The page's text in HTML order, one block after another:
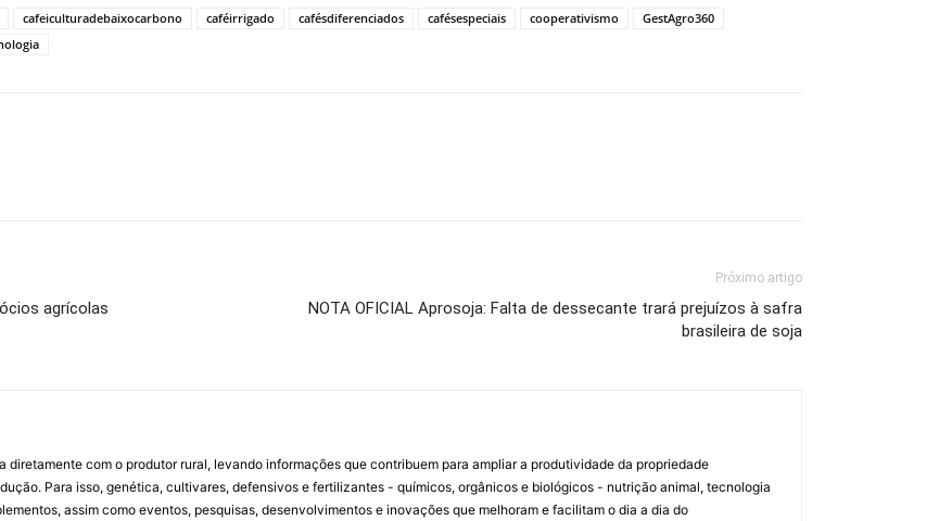
cafeiculturadebaixocarbono caféirrigado cafésdiferenciados cafésespeciais cooperativismo
GestAgro360
agrícolas
Próximo artigo
NOTA OFICIAL Aprosoja: Falta de dessecante trará prejuízos à safra
brasileira de soja
diretamente com o produtor rural, levando informações que contribuem para ampliar a produtividade da propriedade
Para isso, genética, cultivares, defensivos e fertilizantes - químicos, orgânicos e biológicos - nutrição animal, tecnologia
assim como eventos, pesquisas, desenvolvimentos e inovações que melhoram e facilitam o dia a dia do